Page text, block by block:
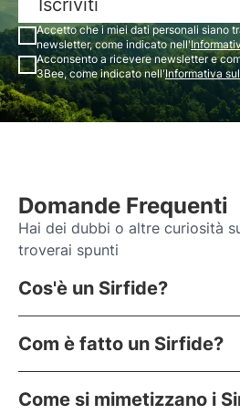
Iscriviti
Accetto che i miei dati personali siano
newsletter, come indicato nell'
Acconsento a ricevere newsletter e
3Bee, come indicato nell'Informativa
Domande Frequenti
Hai dei dubbi o altre curiosità
troverai spunti
Cos'è un Sirfide?
Com è fatto un Sirfide?
Come si mimetizzano i